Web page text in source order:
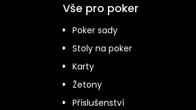
Vše pro poker
Poker sady
Stoly na poker
Karty
Žetony
Příslušenství